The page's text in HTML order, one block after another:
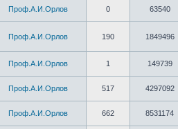
Проф.А.И.Орлов 0 63540
Проф.А.И.Орлов 190 1849496
Проф.А.И.Орлов 1 149739
Проф.А.И.Орлов 517 4297092
Проф.А.И.Орлов 662 8531174